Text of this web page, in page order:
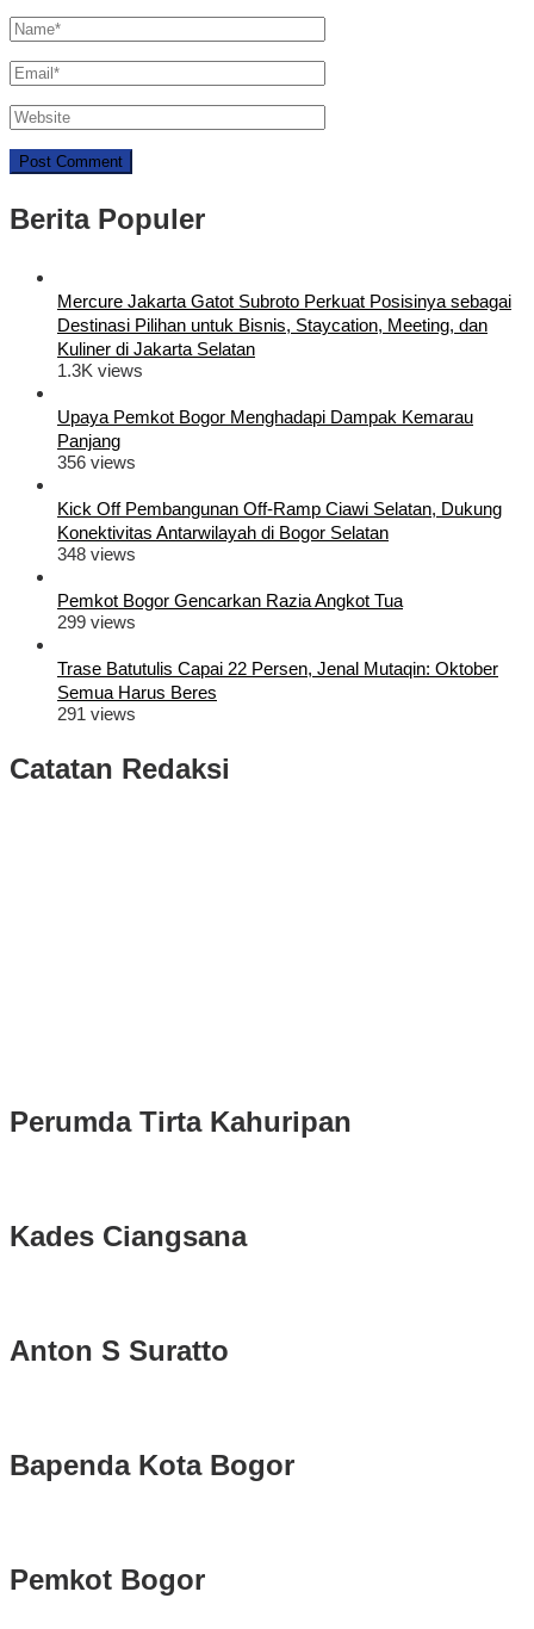
Berita Populer
Mercure Jakarta Gatot Subroto Perkuat Posisinya sebagai
Destinasi Pilihan untuk Bisnis, Staycation, Meeting, dan
Kuliner di Jakarta Selatan
1.3K views
Upaya Pemkot Bogor Menghadapi Dampak Kemarau
Panjang
356 views
Kick Off Pembangunan Off-Ramp Ciawi Selatan, Dukung
Konektivitas Antarwilayah di Bogor Selatan
348 views
Pemkot Bogor Gencarkan Razia Angkot Tua
299 views
Trase Batutulis Capai 22 Persen, Jenal Mutaqin: Oktober
Semua Harus Beres
291 views
Catatan Redaksi
Perumda Tirta Kahuripan
Kades Ciangsana
Anton S Suratto
Bapenda Kota Bogor
Pemkot Bogor